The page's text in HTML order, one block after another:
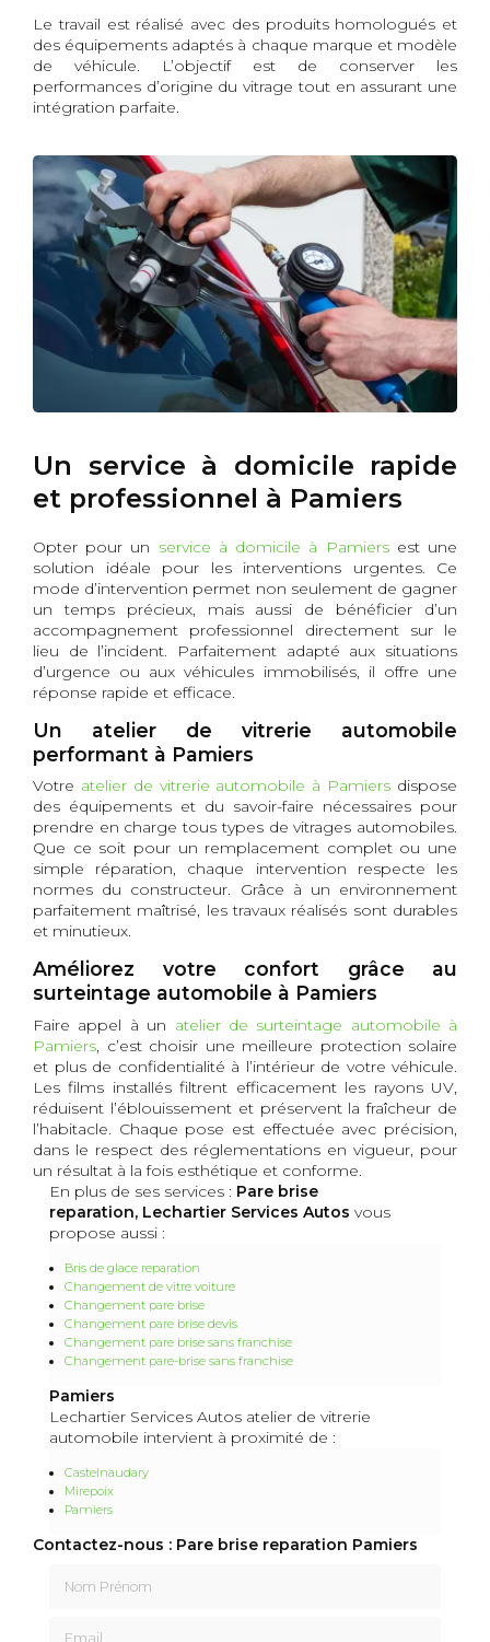
Le travail est réalisé avec des produits homologués et
des équipements adaptés à chaque marque et modèle
de véhicule. L’objectif est de conserver les
performances d’origine du vitrage tout en assurant une
intégration parfaite.
Un service à domicile rapide
et professionnel à Pamiers
Opter pour un service à domicile à Pamiersest une
solution idéale pour les interventions urgentes. Ce
mode d’intervention permet non seulement de gagner
un temps précieux, mais aussi de bénéficier d’un
accompagnement professionnel directement sur le
lieu de l’incident. Parfaitement adapté aux situations
d’urgence ou aux véhicules immobilisés, il offre une
réponse rapide et efficace.
Un atelier de vitrerie automobile
performant à Pamiers
Votre atelier de vitrerie automobile à Pamiers dispose
des équipements et du savoir-faire nécessaires pour
prendre en charge tous types de vitrages automobiles.
Que ce soit pour un remplacement complet ou une
simple réparation, chaque intervention respecte les
normes du constructeur. Grâce à un environnement
parfaitement maîtrisé, les travaux réalisés sont durables
et minutieux.
Améliorez votre confort grâce au
surteintage automobile à Pamiers
Faire appel à un atelier de surteintage automobile à
Pamiers, c’est choisir une meilleure protection solaire
et plus de confidentialité à l’intérieur de votre véhicule.
Les films installés filtrent efficacement les rayons UV,
réduisent l’éblouissement et préservent la fraîcheur de
l’habitacle. Chaque pose est effectuée avec précision,
dans le respect des réglementations en vigueur, pour
un résultat à la fois esthétique et conforme.
En plus de ses services : Pare brise
reparation, Lechartier Services Autos vous
propose aussi :
Bris de glace reparation
Changement de vitre voiture
Changement pare brise
Changement pare brise devis
Changement pare brise sans franchise
Changement pare-brise sans franchise
Pamiers
Lechartier Services Autos atelier de vitrerie
automobile intervient à proximité de :
Castelnaudary
Mirepoix
Pamiers
Contactez-nous : Pare brise reparation Pamiers